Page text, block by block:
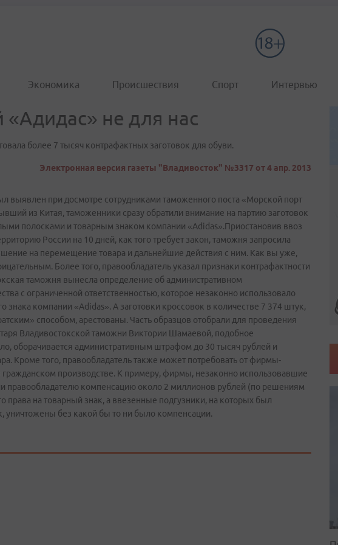
Экономика Происшествия Спорт Интервью
не для нас
более 7 тысяч контрафактных заготовок для обуви.
Электронная версия газеты "Владивосток" №3317 от 4 апр. 2013
выявлен при досмотре сотрудниками таможенного поста «Морской порт
из Китая, таможенники сразу обратили внимание на партию заготовок
полосками и товарным знаком компании «Adidas».Приостановив ввоз
России на 10 дней, как того требует закон, таможня запросила
на перемещение товара и дальнейшие действия с ним. Как вы уже,
Более того, правообладатель указал признаки контрафактности
таможня вынесла определение об административном
с ограниченной ответственностью, которое незаконно использовало
знака компании «Adidas». А заготовки кроссовок в количестве 7 374 штук,
способом, арестованы. Часть образцов отобрали для проведения
Владивостокской таможни Виктории Шамаевой, подобное
оборачивается административным штрафом до 30 тысяч рублей и
Кроме того, правообладатель также может потребовать от фирмы­-
производстве. К примеру, фирмы, незаконно использовавшие
правообладателю компенсацию около 2 миллионов рублей (по решениям
права на товарный знак, а ввезенные подгузники, на которых был
уничтожены без какой бы то ни было компенсации.